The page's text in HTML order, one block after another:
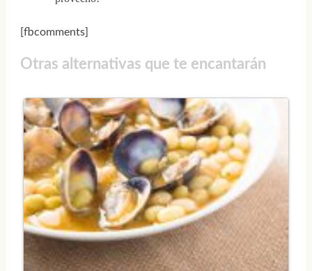
[fbcomments]
Otras alternativas que te encantarán